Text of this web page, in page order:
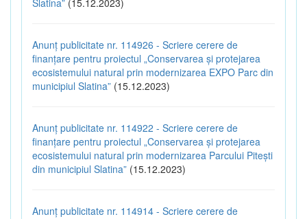
Anunț publicitate nr. 114926 - Scriere cerere de
finanțare pentru proiectul „Conservarea și protejarea
ecosistemului natural prin modernizarea EXPO Parc din
municipiul Slatina” (15.12.2023)
Anunț publicitate nr. 114922 - Scriere cerere de
finanțare pentru proiectul „Conservarea și protejarea
ecosistemului natural prin modernizarea Parcului Pitești
din municipiul Slatina” (15.12.2023)
Anunț publicitate nr. 114914 - Scriere cerere de